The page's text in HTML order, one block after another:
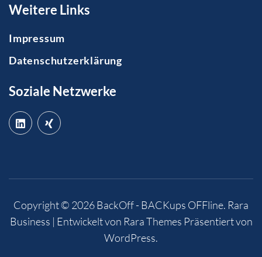
Weitere Links
Impressum
Datenschutzerklärung
Soziale Netzwerke
Copyright © 2026BackOff - BACKups OFFline. Rara
Business | Entwickelt von Rara Themes Präsentiert von
WordPress.